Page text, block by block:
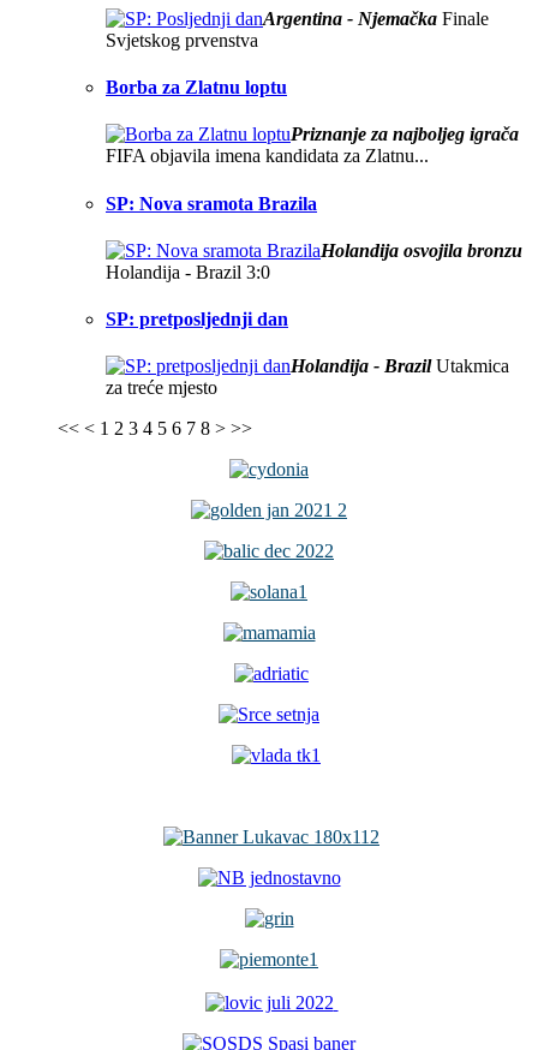
Argentina - Njemačka Finale
Svjetskog prvenstva
Borba za Zlatnu loptu
Priznanje za najboljeg igrača
FIFA objavila imena kandidata za Zlatnu...
SP: Nova sramota Brazila
Holandija osvojila bronzu
Holandija - Brazil 3:0
SP: pretposljednji dan
Holandija - BrazilUtakmica
za treće mjesto
<< < 1 2 3 4 5 6 7 8 > >>